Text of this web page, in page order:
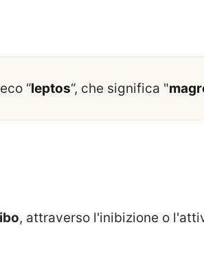
“leptos“, che significa "
, attraverso l'inibizione o